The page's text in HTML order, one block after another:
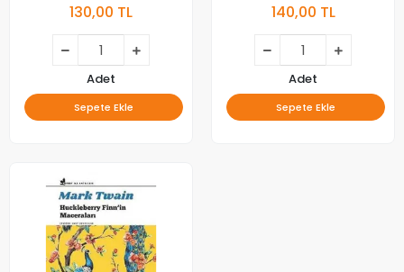
130,00 TL
Adet
Sepete Ekle
140,00 TL
Adet
Sepete Ekle